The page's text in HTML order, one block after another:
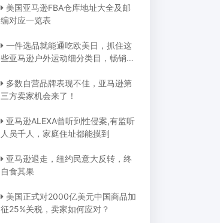
美国亚马逊FBA仓库地址大全及邮
编对应一览表
一件选品就能通吃欧美日，抓住这
些亚马逊户外运动细分类目，畅销全
多数自营品牌表现不佳，亚马逊第
三方卖家机会来了！
亚马逊ALEXA曾听到性侵案,有监听
人员千人，家庭住址都能摸到
亚马逊退走，纽约民意大反转，终
自食其果
美国正式对2000亿美元中国商品加
征25%关税，卖家如何应对？